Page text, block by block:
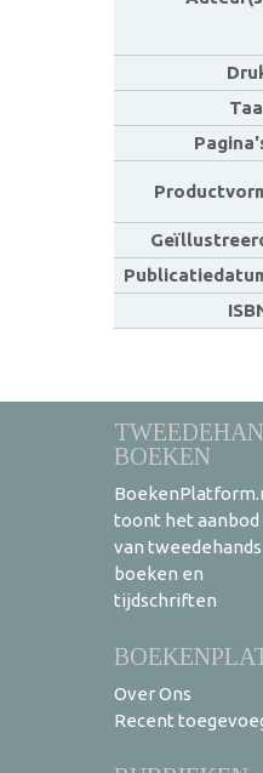
BOEKEN
toont het aanbod
van tweedehands
boeken en
tijdschriften
Over Ons
Recent